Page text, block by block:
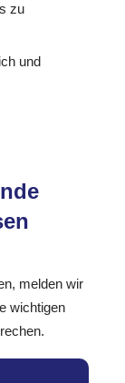
zu
und
melden wir
wichtigen